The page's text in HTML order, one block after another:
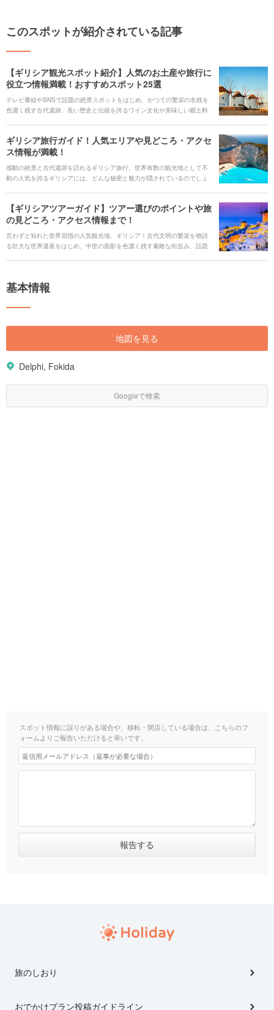
このスポットが紹介されている記事
【ギリシア観光スポット紹介】人気のお土産や旅行に
役立つ情報満載！おすすめスポット25選
テレビ番組やSNSで話題の絶景スポットをはじめ、かつての繁栄の名残を
色濃く残す古代遺跡、長い歴史と伝統を誇るワイン文化や美味しい郷土料
れても飽きることのない魅力的な旅行先として世界中に多くのファンを持
つことで知られ、日本からも毎年多くの観光客が訪れています。 このペー
ルごとに異なるオススメの観光スポット、定番のお土産、現地での移動手
段など、観光に役立つ情報をまとめて紹介しています。
ギリシア旅行ガイド！人気エリアや見どころ・アクセ
ス情報が満載！
感動の絶景と古代遺跡を訪れるギリシア旅行。世界有数の観光地として不
動の人気を誇るギリシアには、どんな秘密と魅力が隠されているのでしょ
やお得なフリーパスなど、知っておくと便利な情報を分かりやすくまとめ
て紹介しています。
【ギリシアツアーガイド】ツアー選びのポイントや旅
の見どころ・アクセス情報まで！
言わずと知れた世界屈指の人気観光地、ギリシア！古代文明の繁栄を物語
る壮大な世界遺産をはじめ、中世の面影を色濃く残す素敵な街並み、話題
くと便利な情報や定番観光スポットなどを、ギリシアの魅力とあわせて紹
基本情報
地図を見る
Delphi, Fokida
Googleで検索
スポット情報に誤りがある場合や、移転・閉店している場合は、こちらのフ
ォームよりご報告いただけると幸いです。
旅のしおり
おでかけプラン投稿ガイドライン